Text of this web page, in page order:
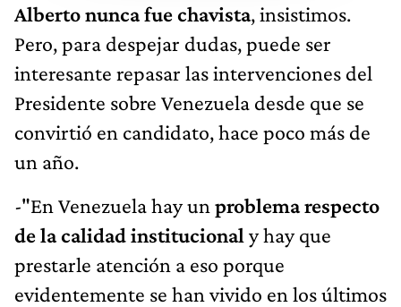
Alberto nunca fue chavista, insistimos.
Pero, para despejar dudas, puede ser
interesante repasar las intervenciones del
Presidente sobre Venezuela desde que se
convirtió en candidato, hace poco más de
un año.
-"En Venezuela hay un problema respecto
de la calidad institucional y hay que
prestarle atención a eso porque
evidentemente se han vivido en los últimos